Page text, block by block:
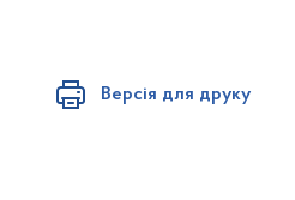
Версія для друку